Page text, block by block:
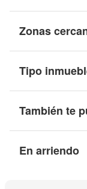
Zonas
Tipo
También te
En arriendo